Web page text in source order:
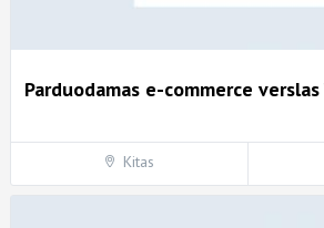
Parduodamas e-commerce
Kitas